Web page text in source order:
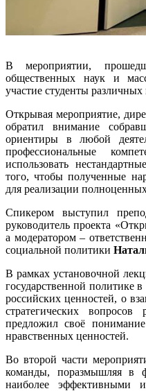
В мероприятии,
общественных наук и
участие студенты
Открывая мероприятие,
обратил внимание
ориентиры в любой
профессиональные
использовать
того, чтобы полученные
для реализации
Спикером выступил
руководитель проекта
а модератором –
социальной политики
В рамках установочной
государственной политике
российских ценностей, о
стратегических вопросов
предложил своё
нравственных ценностей.
Во второй части
команды, поразмышляя в
наиболее эффективными